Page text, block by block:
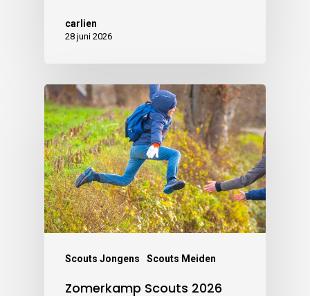
carlien
28 juni 2026
Scouts Jongens Scouts Meiden
Zomerkamp Scouts 2026